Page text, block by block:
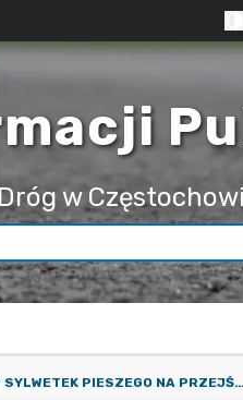
w
ZAKUP SYLWETEK PIESZEGO NA PRZEJŚCIA DLA PIESZYCH